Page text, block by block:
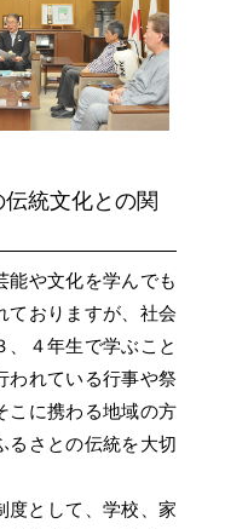
統文化との関
や文化を学んでも
ておりますが、社会
、４年生で学ぶこと
われている行事や祭
こに携わる地域の方
るさとの伝統を大切
度として、学校、家